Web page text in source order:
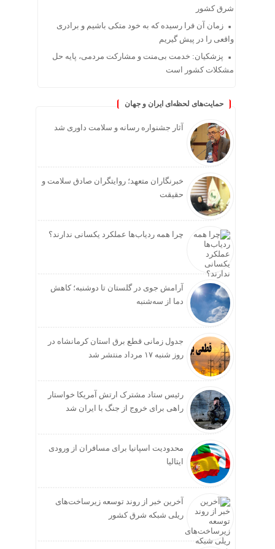
شرق کشور
زمان آن فرا رسیده که به خود متکی باشیم و برادری
واقعی را در پیش گیریم
پزشکیان: خدمت بی‌منت و مشارکت مردمی، پایه حل
مشکلات کشور است
حمایت‌های لحظه‌ای ایران و جهان
آثار جشنواره رسانه و سلامت داوری شد
خبرنگاران متعهد؛ روایتگران صادق سلامت و
حقیقت
چرا همه ردیاب‌ها عملکرد یکسانی ندارند؟
آرامش جوی در گلستان تا دوشنبه؛ کاهش
دما از سه‌شنبه
جدول زمانی قطع برق استان کرمانشاه در
روز شنبه ۱۷ مرداد منتشر شد
رئیس ستاد مشترک ارتش آمریکا خواستار
راهی برای خروج از جنگ با ایران شد
محدودیت اسپانیا برای مسافران از ورودی
ایتالیا
آخرین خبر از روند توسعه زیرساخت‌های
ریلی شبکه شرق کشور